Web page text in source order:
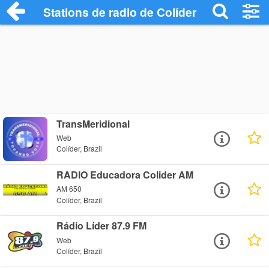
Stations de radio de Colíder
TransMeridional
Web
Colíder, Brazil
RADIO Educadora Colider AM
AM 650
Colíder, Brazil
Rádio Líder 87.9 FM
Web
Colíder, Brazil